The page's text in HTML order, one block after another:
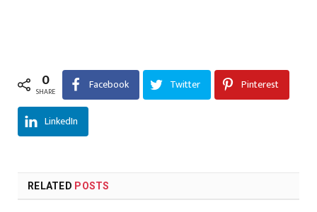
0
SHARE Facebook Twitter Pinterest
LinkedIn
RELATED POSTS